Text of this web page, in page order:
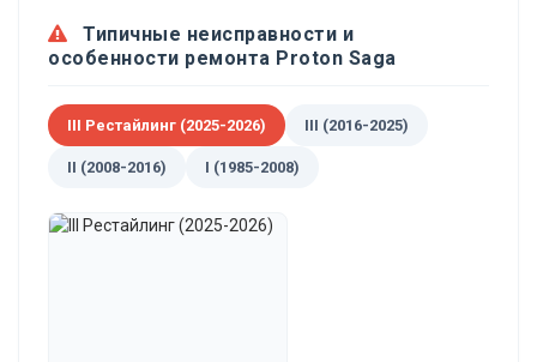
Типичные неисправности и
особенности ремонта Proton Saga
III Рестайлинг (2025-2026) III (2016-2025)
II (2008-2016) I (1985-2008)